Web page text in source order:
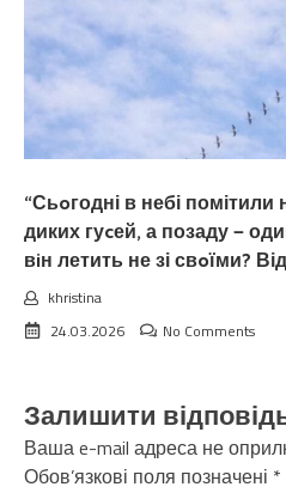
“Сьoгодні в небі
диких гуcей, а позаду —
вiн летить не зі свoїми?
khristina
24.03.2026
No Comments
Залишити
Ваша e-mail адреса не
Обов’язкові поля позначені *